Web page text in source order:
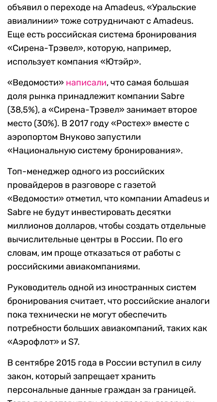
объявил о переходе на Amadeus, «Уральские
авиалинии» тоже сотрудничают с Amadeus.
Еще есть российская система бронирования
«Сирена-Трэвел», которую, например,
использует компания «Ютэйр».
«Ведомости» написали, что самая большая
доля рынка принадлежит компании Sabre
(38,5%), а «Сирена-Трэвел» занимает второе
место (30%). В 2017 году «Ростех» вместе с
аэропортом Внуково запустили
«Национальную систему бронирования».
Топ-менеджер одного из российских
провайдеров в разговоре с газетой
«Ведомости» отметил, что компании Amadeus и
Sabre не будут инвестировать десятки
миллионов долларов, чтобы создать отдельные
вычислительные центры в России. По его
словам, им проще отказаться от работы с
российскими авиакомпаниями.
Руководитель одной из иностранных систем
бронирования считает, что российские аналоги
пока технически не могут обеспечить
потребности больших авиакомпаний, таких как
«Аэрофлот» и S7.
В сентябре 2015 года в России вступил в силу
закон, который запрещает хранить
персональные данные граждан за границей.